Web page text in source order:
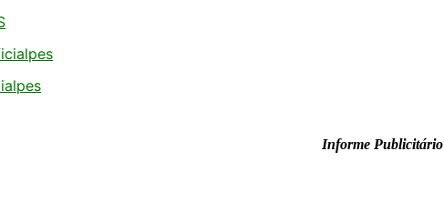
Informe Publicitário